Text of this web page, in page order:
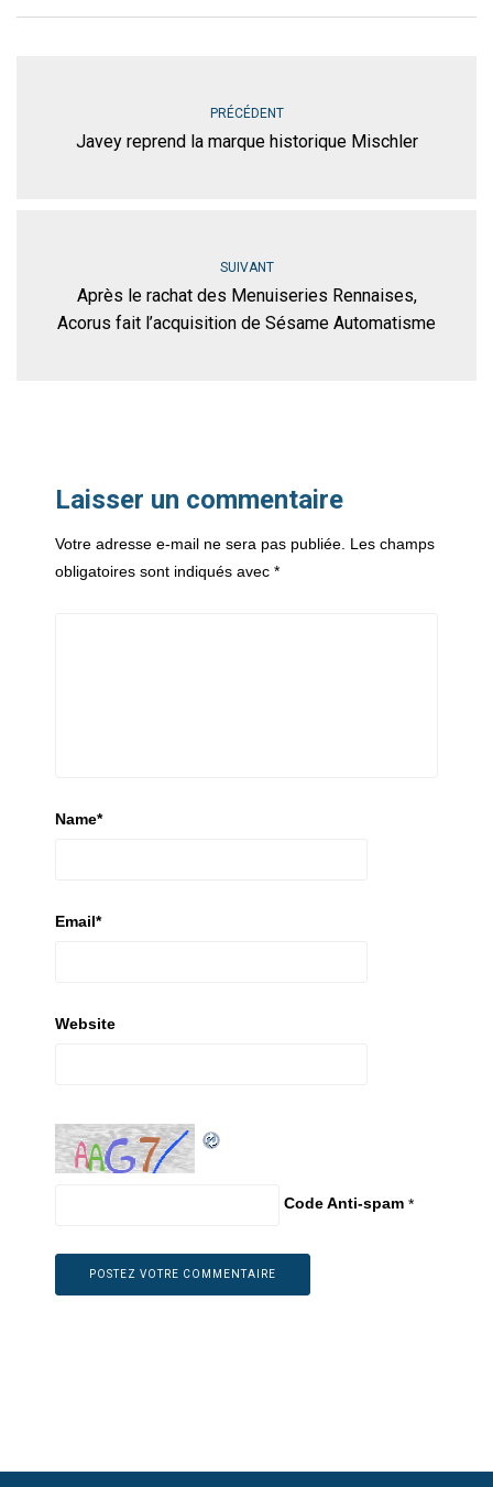
PRÉCÉDENT
Javey reprend la marque historique Mischler
SUIVANT
Après le rachat des Menuiseries Rennaises,
Acorus fait l’acquisition de Sésame Automatisme
Laisser un commentaire
Votre adresse e-mail ne sera pas publiée. Les champs
obligatoires sont indiqués avec *
Name*
Email*
Website
Code Anti-spam *